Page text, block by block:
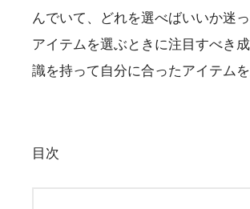
んでいて、どれを選べばいいか迷
アイテムを選ぶときに注目すべき
識を持って自分に合ったアイテム
目次